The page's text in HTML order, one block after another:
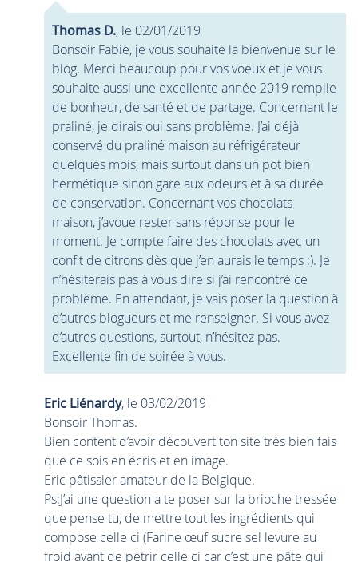
Thomas D., le 02/01/2019
Bonsoir Fabie, je vous souhaite la bienvenue sur le
blog. Merci beaucoup pour vos voeux et je vous
souhaite aussi une excellente année 2019 remplie
de bonheur, de santé et de partage. Concernant le
praliné, je dirais oui sans problème. J’ai déjà
conservé du praliné maison au réfrigérateur
quelques mois, mais surtout dans un pot bien
hermétique sinon gare aux odeurs et à sa durée
de conservation. Concernant vos chocolats
maison, j’avoue rester sans réponse pour le
moment. Je compte faire des chocolats avec un
confit de citrons dès que j’en aurais le temps :). Je
n’hésiterais pas à vous dire si j’ai rencontré ce
problème. En attendant, je vais poser la question à
d’autres blogueurs et me renseigner. Si vous avez
d’autres questions, surtout, n’hésitez pas.
Excellente fin de soirée à vous.
Eric Liénardy, le 03/02/2019
Bonsoir Thomas.
Bien content d’avoir découvert ton site très bien fais
que ce sois en écris et en image.
Eric pâtissier amateur de la Belgique.
Ps:J’ai une question a te poser sur la brioche tressée
que pense tu, de mettre tout les ingrédients qui
compose celle ci (Farine œuf sucre sel levure au
froid avant de pétrir celle ci car c’est une pâte qui